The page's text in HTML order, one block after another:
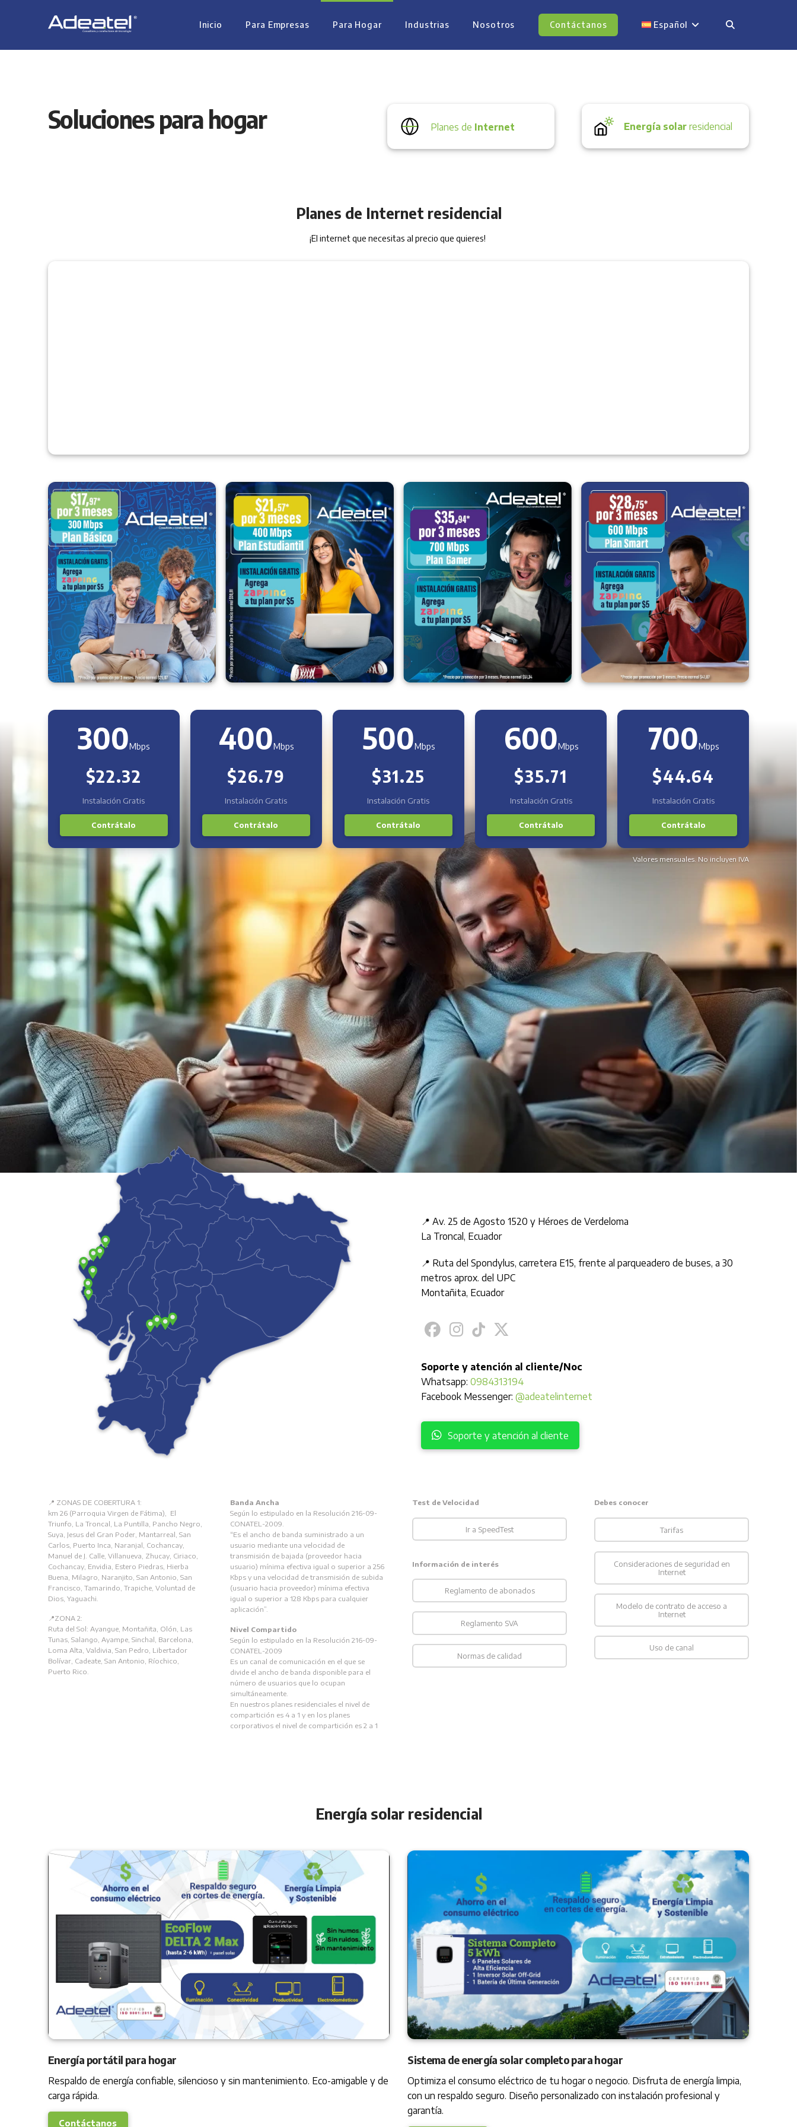
Inicio Para Empresas Para Hogar Industrias Nosotros Contáctanos Español
Soluciones para hogar Planes de Internet Energía solarresidencial
Planes de Internet residencial
¡El internet que necesitas al precio que quieres!
300Mbps
$22.32
Instalación Gratis
Contrátalo
400Mbps
$26.79
Instalación Gratis
Contrátalo
500Mbps
$31.25
Instalación Gratis
Contrátalo
600Mbps
$35.71
Instalación Gratis
Contrátalo
700Mbps
$44.64
Instalación Gratis
Contrátalo
Valores mensuales. No incluyen IVA
📍 Av. 25 de Agosto 1520 y Héroes de Verdeloma
La Troncal, Ecuador
📍 Ruta del Spondylus, carretera E15, frente al parqueadero de buses, a 30
metros aprox. del UPC
Montañita, Ecuador
Soporte y atención al cliente/Noc
Whatsapp: 0984313194
Facebook Messenger: @adeatelinternet
Soporte y atención al cliente
📍 ZONAS DE COBERTURA 1:
km 26 (Parroquia Virgen de Fátima), El
Triunfo, La Troncal, La Puntilla, Pancho Negro,
Suya, Jesus del Gran Poder, Mantarreal, San
Carlos, Puerto Inca, Naranjal, Cochancay,
Manuel de J. Calle, Villanueva, Zhucay, Ciriaco,
Cochancay, Envidia, Estero Piedras, Hierba
Buena, Milagro, Naranjito, San Antonio, San
Francisco, Tamarindo, Trapiche, Voluntad de
Dios, Yaguachi.
📍ZONA 2:
Ruta del Sol: Ayangue, Montañita, Olón, Las
Tunas, Salango, Ayampe, Sinchal, Barcelona,
Loma Alta, Valdivia, San Pedro, Libertador
Bolívar, Cadeate, San Antonio, Ríochico,
Puerto Rico.
Banda Ancha
Según lo estipulado en la Resolución 216-09-
CONATEL-2009.
“Es el ancho de banda suministrado a un
usuario mediante una velocidad de
transmisión de bajada (proveedor hacia
usuario) mínima efectiva igual o superior a 256
Kbps y una velocidad de transmisión de subida
(usuario hacia proveedor) mínima efectiva
igual o superior a 128 Kbps para cualquier
aplicación”.
Nivel Compartido
Según lo estipulado en la Resolución 216-09-
CONATEL-2009
Es un canal de comunicación en el que se
divide el ancho de banda disponible para el
número de usuarios que lo ocupan
simultáneamente.
En nuestros planes residenciales el nivel de
compartición es 4 a 1 y en los planes
corporativos el nivel de compartición es 2 a 1
Test de Velocidad
Ir a SpeedTest
Información de interés
Reglamento de abonados
Reglamento SVA
Normas de calidad
Debes conocer
Tarifas
Consideraciones de seguridad en
Internet
Modelo de contrato de acceso a
Internet
Uso de canal
Energía solar residencial
Energía portátil para hogar
Respaldo de energía confiable, silencioso y sin mantenimiento. Eco-amigable y de
carga rápida.
Contáctanos
Sistema de energía solar completo para hogar
Optimiza el consumo eléctrico de tu hogar o negocio. Disfruta de energía limpia,
con un respaldo seguro. Diseño personalizado con instalación profesional y
garantía.